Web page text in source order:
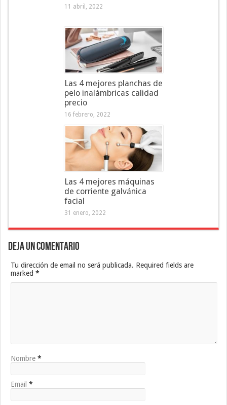
11 abril, 2022
Las 4 mejores planchas de
pelo inalámbricas calidad
precio
16 febrero, 2022
Las 4 mejores máquinas
de corriente galvánica
facial
31 enero, 2022
Deja un Comentario
Tu dirección de email no será publicada. Required fields are
marked *
Nombre *
Email *